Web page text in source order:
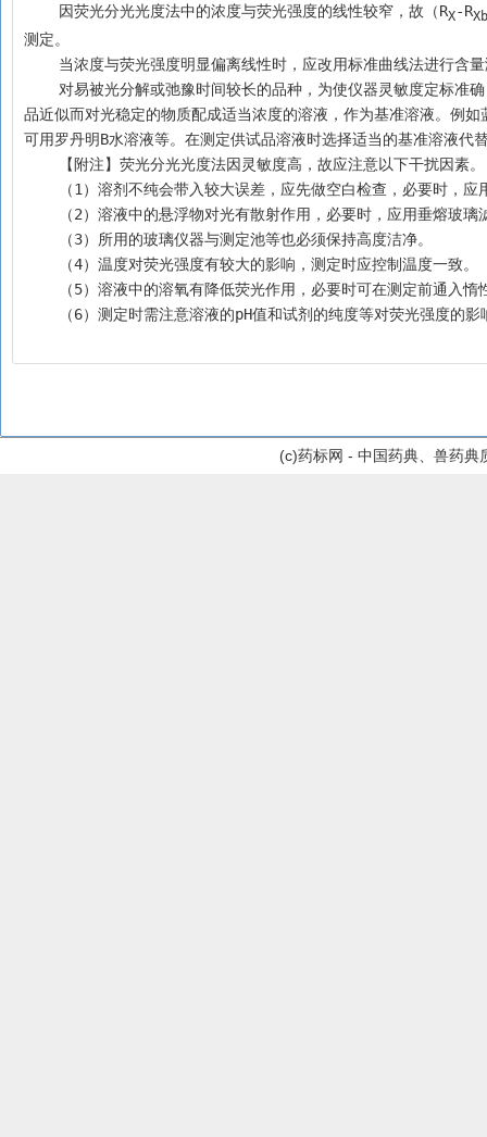
    因荧光分光光度法中的浓度与荧光强度的线性较窄，故（R
X-RXb
测定。
当浓度与荧光强度明显偏离线性时，应改用标准曲线法进行含
品近似而对光稳定的物质配成适当浓度的溶液，作为基准溶液。例
可用罗丹明B水溶液等。在测定供试品溶液时选择适当的基准溶液代
    【附注】荧光分光光度法因灵敏度高，故应注意以下干扰因素。
（1）溶剂不纯会带入较大误差，应先做空白检查，必要时，
（2）溶液中的悬浮物对光有散射作用，必要时，应用垂熔玻
    （3）所用的玻璃仪器与测定池等也必须保持高度洁净。
    （4）温度对荧光强度有较大的影响，测定时应控制温度一致。
（5）溶液中的溶氧有降低荧光作用，必要时可在测定前通入
（6）测定时需注意溶液的pH值和试剂的纯度等对荧光强度的影
(c)药标网 - 中国药典、兽药典